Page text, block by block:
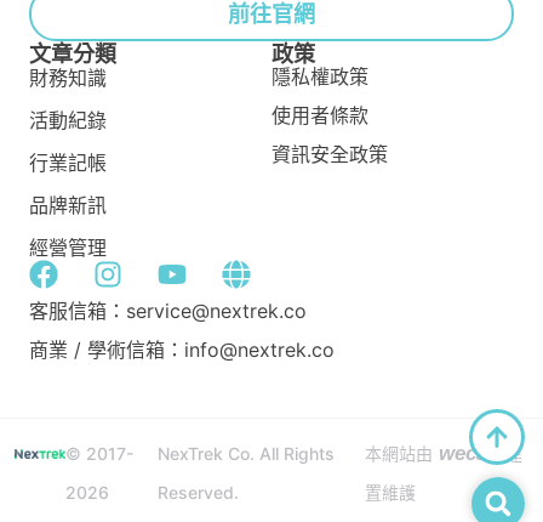
前往官網
文章分類
財務知識
活動紀錄
行業記帳
品牌新訊
經營管理
政策
隱私權政策
使用者條款
資訊安全政策
客服信箱：service@nextrek.co
商業 / 學術信箱：info@nextrek.co
© 2017-
2026
NexTrek Co. All Rights
Reserved.
本網站由 wecan 建
置維護